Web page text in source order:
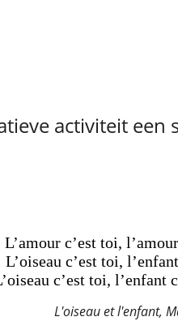
activiteit een
L’amour c’est toi,
L’oiseau c’est toi,
c’est toi, l’enfant
L'oiseau et l'enfant,